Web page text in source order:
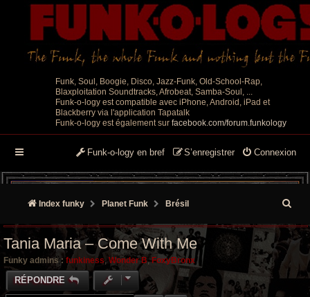
Funk, Soul, Boogie, Disco, Jazz-Funk, Old-School-Rap,
Blaxploitation Soundtracks, Afrobeat, Samba-Soul, ...
Funk-o-logy est compatible avec iPhone, Android, iPad et
Blackberry via l'application Tapatalk
Funk-o-logy est également sur facebook.com/forum.funkology
Connexion
S’enregistrer
Funk-o-logy en bref
Index funky Planet Funk Brésil
e
Tania Maria – Come With Me
Funky admins : funkiness, Wonder B,FoxyBronx
RÉPONDRE